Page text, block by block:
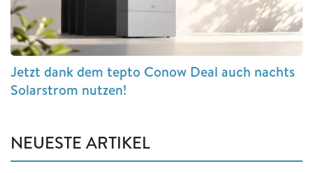
Jetzt dank dem tepto Conow Deal auch nachts
Solarstrom nutzen!
NEUESTE ARTIKEL